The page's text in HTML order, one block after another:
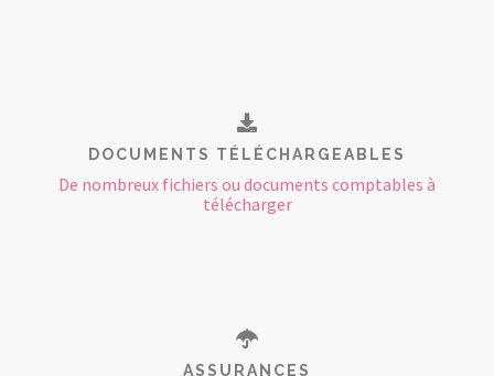
DOCUMENTS TÉLÉCHARGEABLES
De nombreux fichiers ou documents comptables à
télécharger
ASSURANCES